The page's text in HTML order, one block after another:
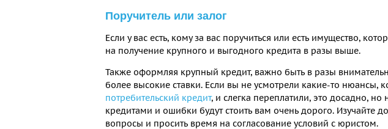
Поручитель или залог
Если у вас есть, кому за вас поручиться или есть имущество,
на получение крупного и выгодного кредита в разы выше.
Также оформляя крупный кредит, важно быть в разы
более высокие ставки. Если вы не усмотрели какие-то
потребительский кредит, и слегка переплатили, это досадно,
кредитами и ошибки будут стоить вам очень дорого. Изучайте
вопросы и просить время на согласование условий с юристом.